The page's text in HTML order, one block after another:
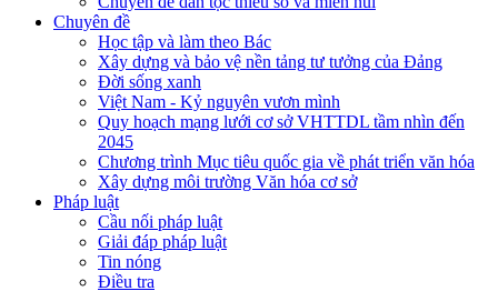
Chuyên đề
Học tập và làm theo Bác
Xây dựng và bảo vệ nền tảng tư tưởng của Đảng
Đời sống xanh
Việt Nam - Kỷ nguyên vươn mình
Quy hoạch mạng lưới cơ sở VHTTDL tầm nhìn đến
2045
Chương trình Mục tiêu quốc gia về phát triển văn hóa
Xây dựng môi trường Văn hóa cơ sở
Pháp luật
Cầu nối pháp luật
Giải đáp pháp luật
Tin nóng
Điều tra